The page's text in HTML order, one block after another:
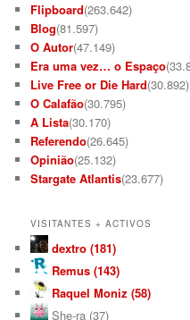
Flipboard(263.642)
Blog(81.597)
O Autor(47.149)
Era uma vez… o Espaço
Live Free or Die Hard(30.892)
O Calafão(30.795)
A Lista(30.170)
Referendo(26.645)
Opinião(25.132)
Stargate Atlantis(23.677)
VISITANTES + ACTIVOS
dextro (181)
Remus (143)
Raquel Moniz (58)
She-ra (37)